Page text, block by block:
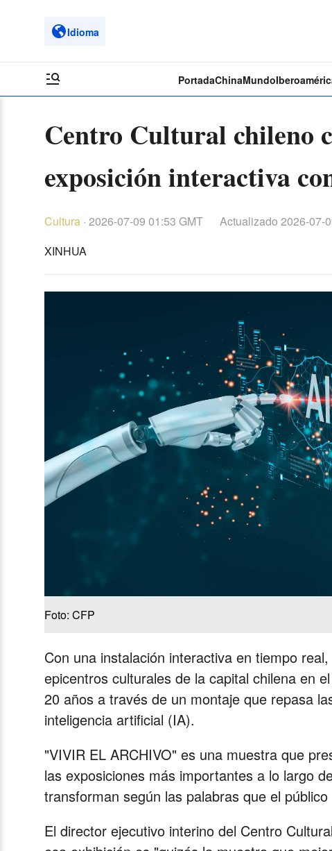
Idioma
PortadaChinaMundo
Centro Cultural chileno
exposición interactiva
Cultura · 2026-07-09 01:53 GMT Actualizado 2026-07-
XINHUA
Foto: CFP
Con una instalación interactiva en tiempo
epicentros culturales de la capital chilena en
20 años a través de un montaje que repasa
inteligencia artificial (IA).
"VIVIR EL ARCHIVO" es una muestra que
las exposiciones más importantes a lo largo
transforman según las palabras que el
El director ejecutivo interino del Centro